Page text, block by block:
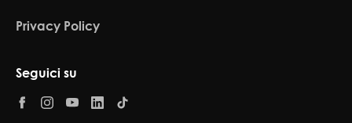
Privacy Policy
Seguici su